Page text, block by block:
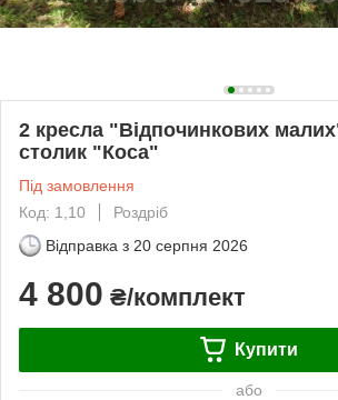
2 кресла "Відпочинкових
столик "Коса"
Під замовлення
Код: 1,10
Роздріб
Відправка з 20 серпня 2026
4 800 ₴/комплект
Купити
або